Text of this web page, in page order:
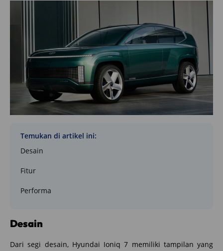
Temukan di artikel ini:
Desain
Fitur
Performa
Desain
Dari segi desain, Hyundai Ioniq 7 memiliki tampilan yang